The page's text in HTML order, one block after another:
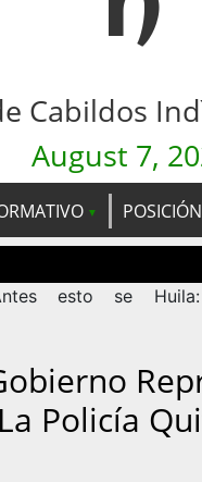
Cabildos
August 7,
esto se
Policía